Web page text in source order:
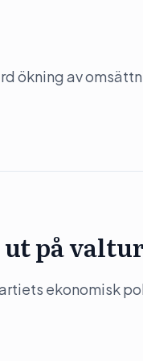
ökning av
ut på
ekonomisk